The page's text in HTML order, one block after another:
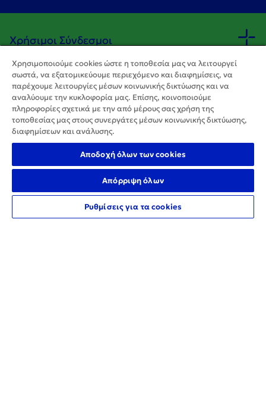
Χρήσιμοι Σύνδεσμοι
Κανονιστικό Πλαίσιο
Εργαλεία
+30 210 3669000
Δίκτυο σημείων εξυπηρέτησης
Χρησιμοποιούμε cookies ώστε η τοποθεσία μας να λειτουργεί
σωστά, να εξατομικεύουμε περιεχόμενο και διαφημίσεις, να
παρέχουμε λειτουργίες μέσων κοινωνικής δικτύωσης και να
αναλύουμε την κυκλοφορία μας. Επίσης, κοινοποιούμε
πληροφορίες σχετικά με την από μέρους σας χρήση της
τοποθεσίας μας στους συνεργάτες μέσων κοινωνικής δικτύωσης,
διαφημίσεων και ανάλυσης.
Αποδοχή όλων των cookies
Απόρριψη όλων
Ρυθμίσεις για τα cookies